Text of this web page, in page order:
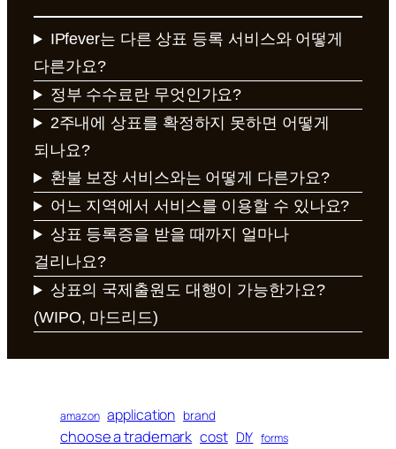
IPfever는 다른 상표 등록 서비스와 어떻게
다른가요?
정부 수수료란 무엇인가요?
2주내에 상표를 확정하지 못하면 어떻게
되나요?
환불 보장 서비스와는 어떻게 다른가요?
어느 지역에서 서비스를 이용할 수 있나요?
상표 등록증을 받을 때까지 얼마나
걸리나요?
상표의 국제출원도 대행이 가능한가요?
(WIPO, 마드리드)
amazon application brand
choose a trademark cost DIY forms